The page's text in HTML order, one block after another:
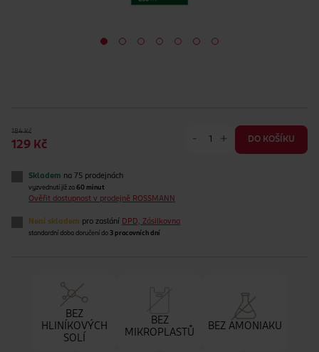
184 Kč
129 Kč
- + DO KOŠÍKU
Skladem na 75 prodejnách
vyzvednutí již za 60 minut
Ověřit dostupnost v prodejně ROSSMANN
Není skladem pro zaslání DPD, Zásilkovna
standardní doba doručení do 3 pracovních dní
BEZ
HLINÍKOVÝCH
SOLÍ
BEZ
MIKROPLASTŮ
BEZ AMONIAKU